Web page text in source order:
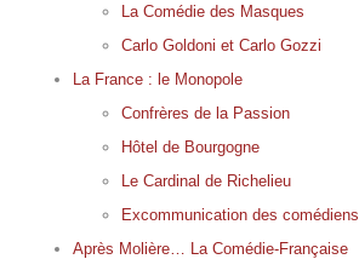
La Comédie des Masques
Carlo Goldoni et Carlo Gozzi
La France : le Monopole
Confrères de la Passion
Hôtel de Bourgogne
Le Cardinal de Richelieu
Excommunication des comédiens
Après Molière… La Comédie-Française